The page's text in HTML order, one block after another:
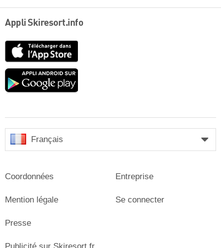
Appli Skiresort.info
Google
Français
Coordonnées
Mention légale
Presse
Entreprise
Se connecter
Publicité sur Skiresort.fr